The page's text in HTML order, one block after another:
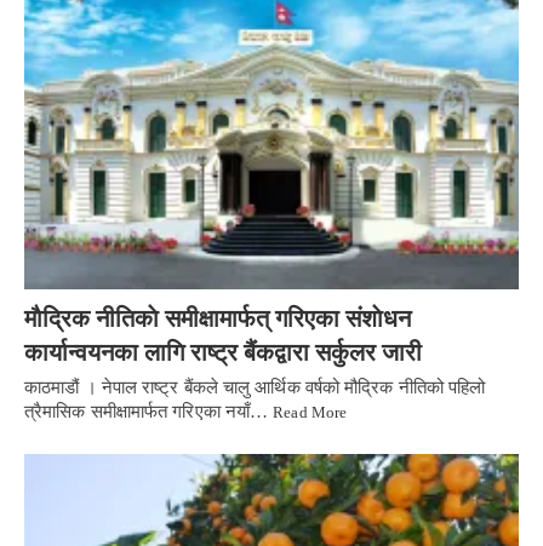
माैद्रिक नीतिकाे समीक्षामार्फत् गरिएका संशाेधन
कार्यान्वयनका लागि राष्ट्र बैंकद्वारा सर्कुलर जारी
काठमाडौं । नेपाल राष्ट्र बैंकले चालु आर्थिक वर्षको मौद्रिक नीतिको पहिलो
त्रैमासिक समीक्षामार्फत गरिएका नयाँ…Read More